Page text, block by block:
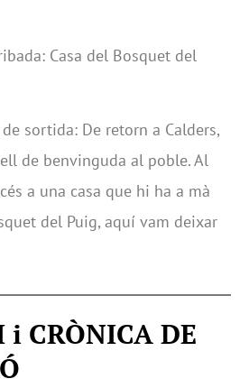
Casa del Bosquet del
sortida: De retorn a Calders,
de benvinguda al poble. Al
a una casa que hi ha a mà
del Puig, aquí vam deixar
CRÒNICA DE